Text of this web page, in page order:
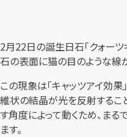
2月22日の誕生日石「クォーツ
石の表面に猫の目のような線
この現象は「キャッツアイ効
維状の結晶が光を反射するこ
す角度によって動くため、ま
ます。